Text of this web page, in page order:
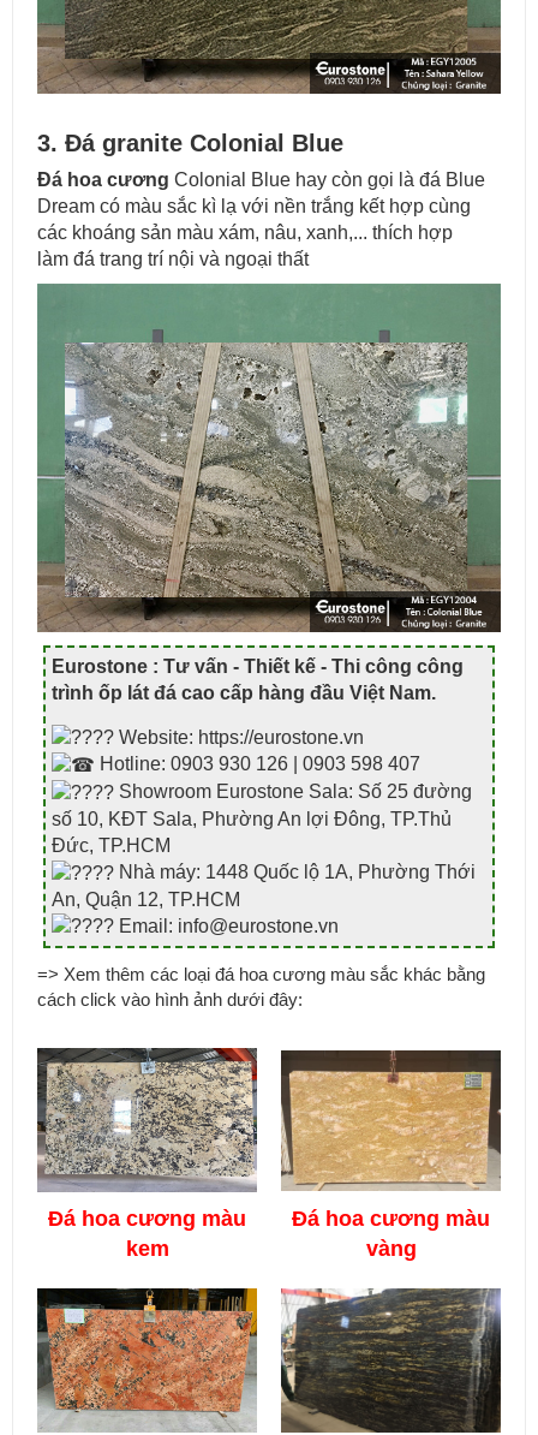
3. Đá granite Colonial Blue
Đá hoa cương Colonial Blue hay còn gọi là đá Blue
Dream có màu sắc kì lạ với nền trắng kết hợp cùng
các khoáng sản màu xám, nâu, xanh,... thích hợp
làm đá trang trí nội và ngoại thất
Eurostone : Tư vấn - Thiết kế - Thi công công
trình ốp lát đá cao cấp hàng đầu Việt Nam.
Website: https://eurostone.vn
Hotline: 0903 930 126 | 0903 598 407
Showroom Eurostone Sala: Số 25 đường
số 10, KĐT Sala, Phường An lợi Đông, TP.Thủ
Đức, TP.HCM
Nhà máy: 1448 Quốc lộ 1A, Phường Thới
An, Quận 12, TP.HCM
Email: info@eurostone.vn
=> Xem thêm các loại đá hoa cương màu sắc khác bằng
cách click vào hình ảnh dưới đây:
Đá hoa cương màu
kem
Đá hoa cương màu
vàng